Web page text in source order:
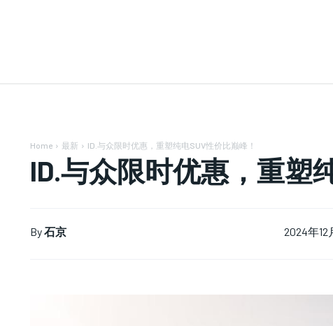
Home 最新 ID.与众限时优惠，重塑纯电SUV性价比巅峰！
ID.与众限时优惠，重塑
By石京 2024年12